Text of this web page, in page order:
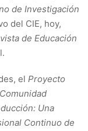
de Investigación
del CIE, hoy,
de Educación
el Proyecto
Una
Continuo de